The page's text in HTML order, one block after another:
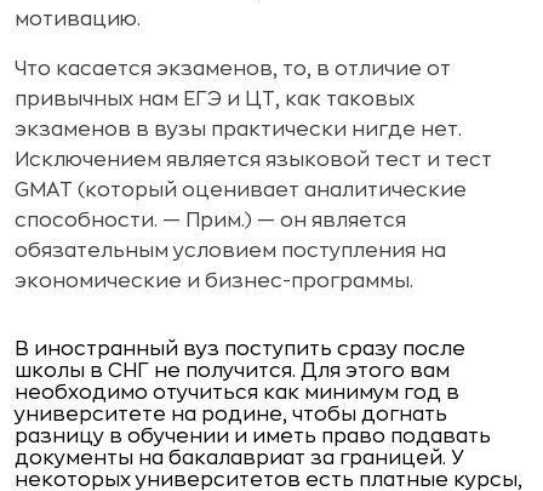
мотивацию.
Что касается экзаменов, то, в отличие от
привычных нам ЕГЭ и ЦТ, как таковых
экзаменов в вузы практически нигде нет.
Исключением является языковой тест и тест
GMAT (который оценивает аналитические
способности. — Прим.) — он является
обязательным условием поступления на
экономические и бизнес-программы.
В иностранный вуз поступить сразу после
школы в СНГ не получится. Для этого вам
необходимо отучиться как минимум год в
университете на родине, чтобы догнать
разницу в обучении и иметь право подавать
документы на бакалавриат за границей. У
некоторых университетов есть платные курсы,